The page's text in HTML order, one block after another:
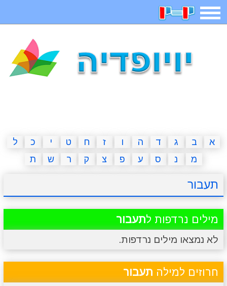
תפריט
איש תלוי מדריכים פוקימון גו מצא הבדלים
יצירה משחקי בנות אשליות חדשות
א ב ג ד ה ו ז ח ט י כ
ל
מ
נ ס ע פ צ ק ר ש ת
תעבור
מילים נרדפות לתעבור
לא נמצאו מילים נרדפות.
חרוזים למילה תעבור